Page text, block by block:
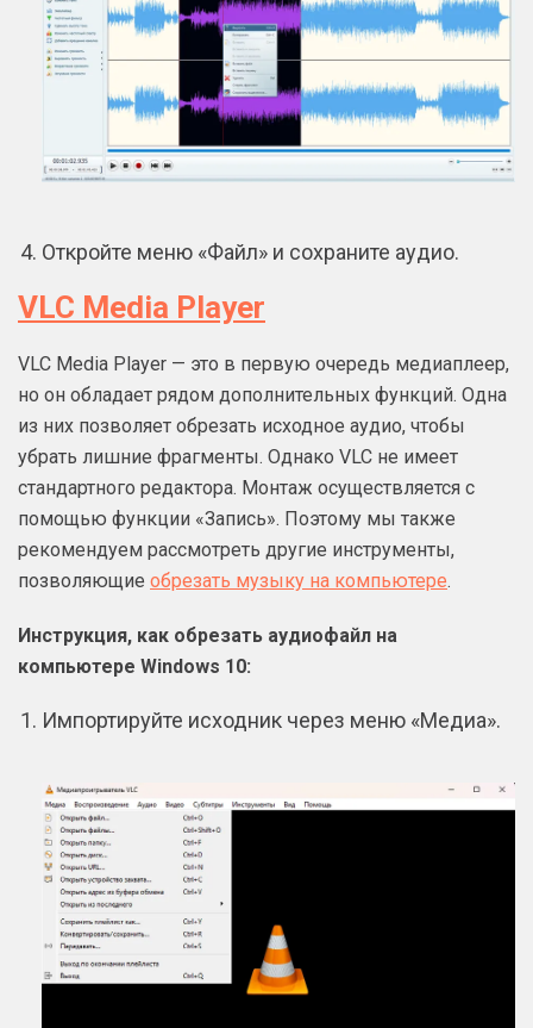
Откройте меню «Файл» и сохраните аудио.
VLC Media Player
VLC Media Player — это в первую очередь медиаплеер,
но он обладает рядом дополнительных функций. Одна
из них позволяет обрезать исходное аудио, чтобы
убрать лишние фрагменты. Однако VLC не имеет
стандартного редактора. Монтаж осуществляется с
помощью функции «Запись». Поэтому мы также
рекомендуем рассмотреть другие инструменты,
позволяющие обрезать музыку на компьютере.
Инструкция, как обрезать аудиофайл на
компьютере Windows 10:
Импортируйте исходник через меню «Медиа».